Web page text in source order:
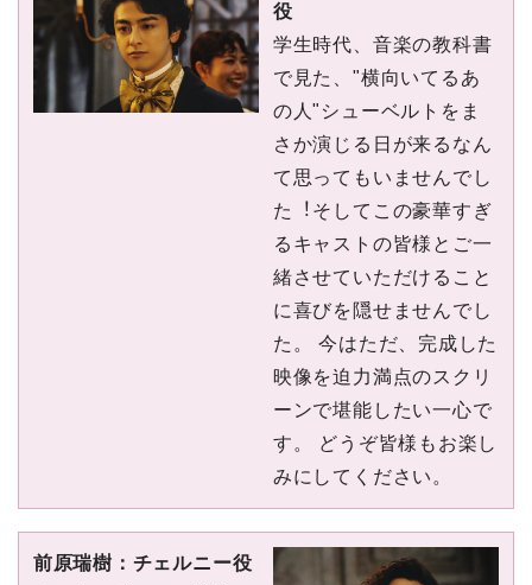
役
学⽣時代、⾳楽の教科書
で⾒た、"横向いてるあ
の⼈"シューベルトをま
さか演じる⽇が来るなん
て思ってもいませんでし
た︕そしてこの豪華すぎ
るキャストの皆様とご⼀
緒させていただけること
に喜びを隠せませんでし
た。 今はただ、完成した
映像を迫⼒満点のスクリ
ーンで堪能したい⼀⼼で
す。 どうぞ皆様もお楽し
みにしてください。
前原瑞樹：チェルニー役